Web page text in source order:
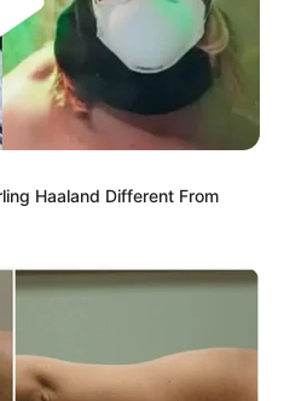
Haaland Different From